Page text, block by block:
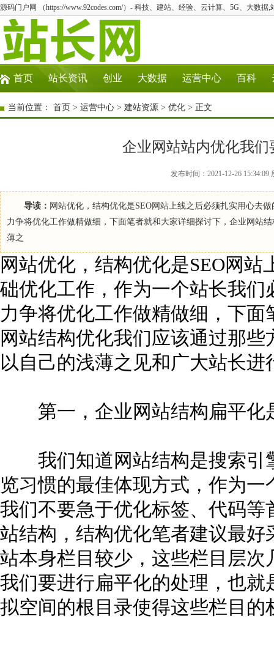
源码门户网 （https://www.92codes.com/）- 科技、建站、经验、云计算、5G、大数据,
首页 站长资讯 创业 大数据 运营中心 百科
当前位置： 首页 > 运营中心 > 建站资源 > 优化 > 正文
企业网站站内优化我
发布时间：2021-12-26
导读： 网站优化，结构优化是SEO网站上线之后必须扎实用心去
力争将优化工作做精做细，下面笔者就和大家详细探讨下，企业网站
薄之
网站优化，结构优化是SEO网
础优化工作，作为一个站长我
力争将优化工作做精做细，下
网站结构优化我们应该通过那
以自己的浅薄之见和广大站长进
第一，企业网站结构扁平化
我们知道网站结构是搜索引
览习惯的最佳体现方式，作为
我们不要急于优化标签、代码
站结构，结构优化笔者建议最
站本身栏目较少，这些栏目层
我们要进行扁平化的处理，也
拟空间的根目录使得这些栏目